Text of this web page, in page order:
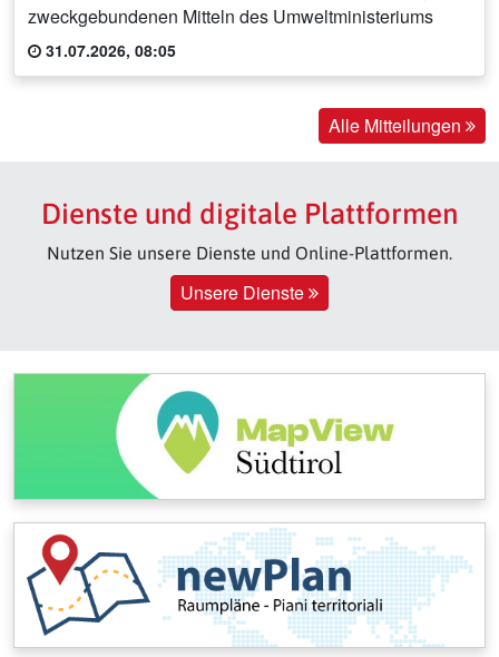
zweckgebundenen Mitteln des Umweltministeriums
31.07.2026, 08:05
Alle Mitteilungen
Dienste und digitale Plattformen
Nutzen Sie unsere Dienste und Online-Plattformen.
Unsere Dienste